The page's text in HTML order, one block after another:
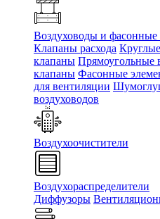
Воздуховоды и фасонные
Клапаны расхода
клапаны Прямоугольные
клапаны Фасонные
для вентиляции
воздуховодов
Воздухоочистители
Воздухораспределители
Диффузоры